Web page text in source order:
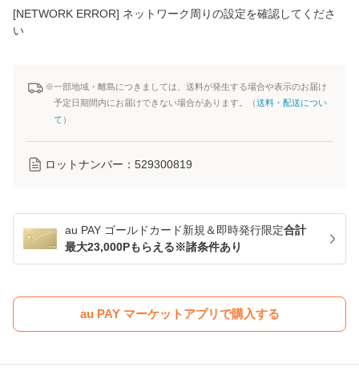
[NETWORK ERROR] ネットワーク周りの設定を確認してくださ
い
※一部地域・離島につきましては、送料が発生する場合や表示のお届け
予定日期間内にお届けできない場合があります。（送料・配送につい
て ）
ロットナンバー： 529300819
au PAY ゴールドカード新規＆即時発行限定合計
最大23,000Pもらえる※諸条件あり
au PAY マーケットアプリで購入する